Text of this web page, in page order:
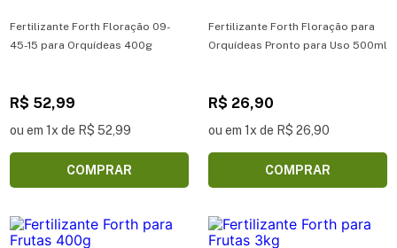
Fertilizante Forth Floração 09-
45-15 para Orquídeas 400g
R$ 52,99
ou em 1x de R$ 52,99
COMPRAR
Fertilizante Forth Floração para
Orquídeas Pronto para Uso 500ml
R$ 26,90
ou em 1x de R$ 26,90
COMPRAR